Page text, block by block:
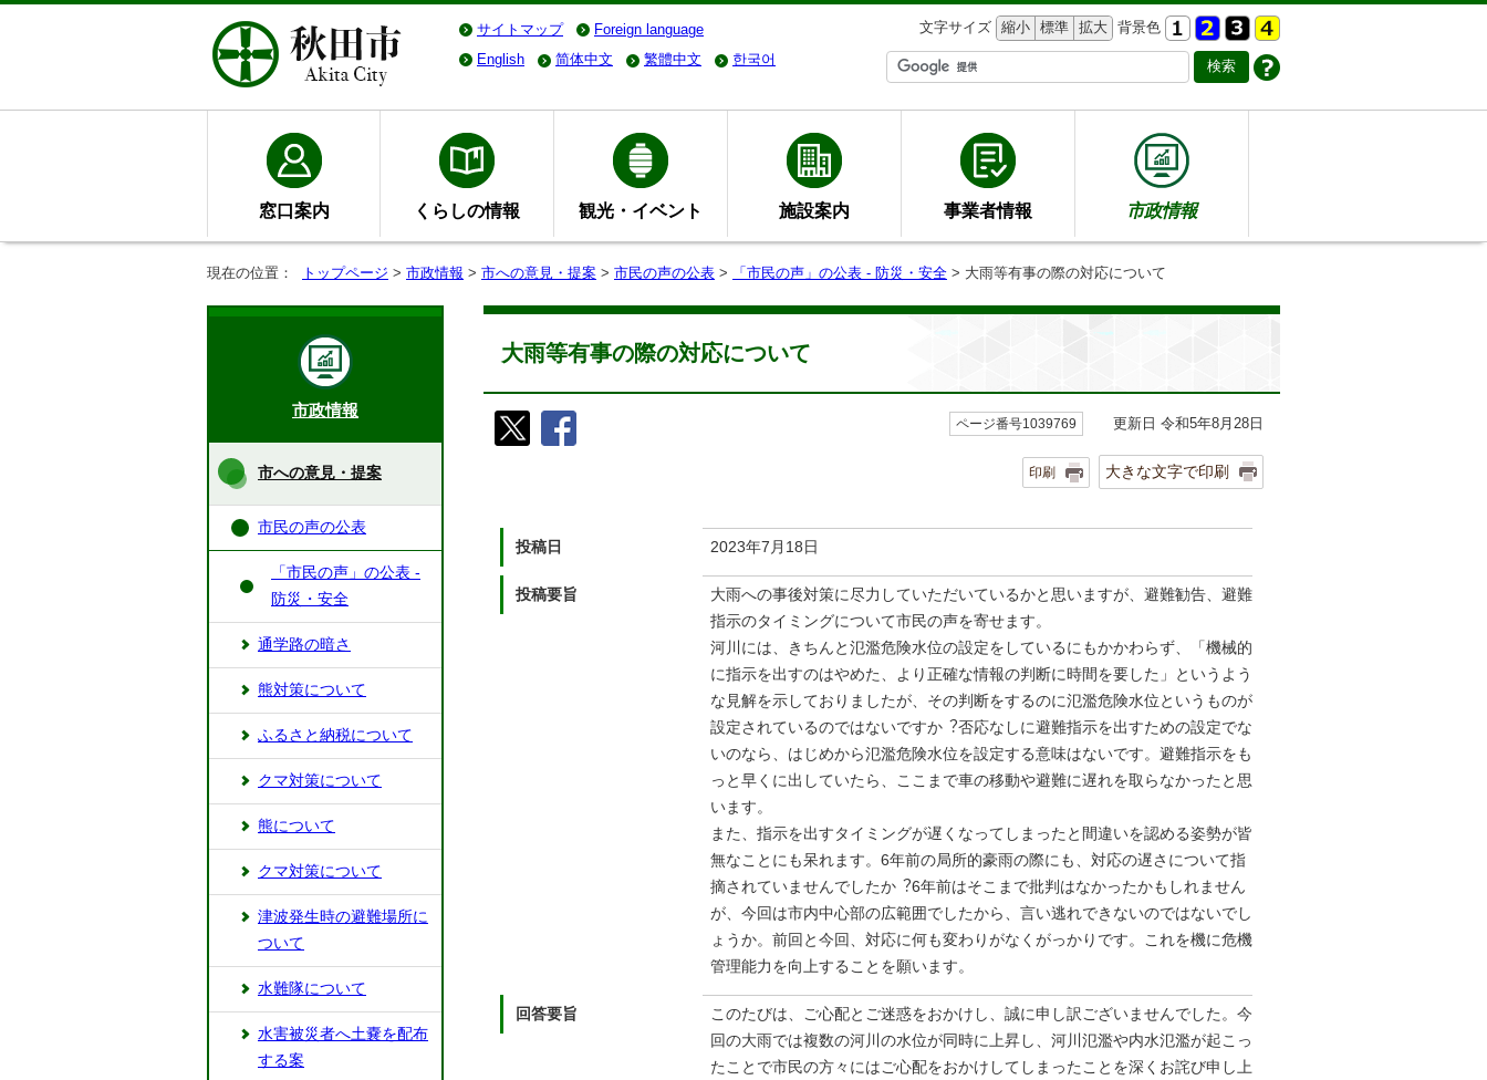
サイトマップ Foreign language 文字サイズ 縮小 標準 拡大 背景色
English
简体中文 繁體中文 한국어
窓口案内 くらしの情報 観光・イベント 施設案内 事業者情報 市政情報
現在の位置： トップページ > 市政情報 > 市への意見・提案 > 市民の声の公表 > 「市民の声」の公表 - 防災・安全 > ⼤⾬等有事の際の対応について
⼤⾬等有事の際の対応について
ページ番号1039769 更新日 令和5年8月28日
印刷 大きな文字で印刷
投稿日 2023年7月18日
投稿要旨
⼤⾬への事後対策に尽⼒していただいているかと思いますが、避難勧告、避難
指⽰のタイミングについて市⺠の声を寄せます。
河川には、きちんと氾濫危険⽔位の設定をしているにもかかわらず、「機械的
に指⽰を出すのはやめた、より正確な情報の判断に時間を要した」というよう
な⾒解を⽰しておりましたが、その判断をするのに氾濫危険⽔位というものが
設定されているのではないですか︖否応なしに避難指⽰を出すための設定でな
いのなら、はじめから氾濫危険⽔位を設定する意味はないです。避難指⽰をも
っと早くに出していたら、ここまで⾞の移動や避難に遅れを取らなかったと思
います。
また、指⽰を出すタイミングが遅くなってしまったと間違いを認める姿勢が皆
無なことにも呆れます。6年前の局所的豪⾬の際にも、対応の遅さについて指
摘されていませんでしたか︖6年前はそこまで批判はなかったかもしれません
が、今回は市内中⼼部の広範囲でしたから、⾔い逃れできないのではないでし
ょうか。前回と今回、対応に何も変わりがなくがっかりです。これを機に危機
管理能⼒を向上することを願います。
回答要旨
このたびは、ご心配とご迷惑をおかけし、誠に申し訳ございませんでした。今
回の大雨では複数の河川の水位が同時に上昇し、河川氾濫や内水氾濫が起こっ
たことで市民の方々にはご心配をおかけしてしまったことを深くお詫び申し上
市政情報
市への意見・提案
市民の声の公表
「市民の声」の公表 -
防災・安全
通学路の暗さ
熊対策について
ふるさと納税について
クマ対策について
熊について
クマ対策について
津波発生時の避難場所に
ついて
水難隊について
⽔害被災者へ⼟嚢を配布
する案